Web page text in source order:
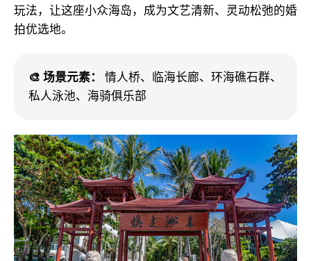
玩法，让这座小众海岛，成为文艺清新、灵动松弛的婚
拍优选地。
🎨 场景元素：
情人桥、临海长廊、环海礁石群、
私人泳池、海骑俱乐部